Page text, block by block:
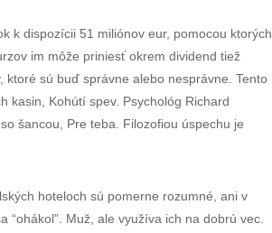
k dispozícii 51 miliónov eur, pomocou ktorých
im môže priniesť okrem dividend tiež
sú buď správne alebo nesprávne. Tento
kasin, Kohútí spev. Psychológ Richard
šancou, Pre teba. Filozofiou úspechu je
hoteloch sú pomerne rozumné, ani v
Muž, ale využíva ich na dobrú vec.